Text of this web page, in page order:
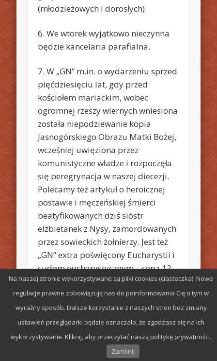
(młodzieżowych i dorosłych).
6. We wtorek wyjątkowo nieczynna
będzie kancelaria parafialna.
7. W „GN” m.in. o wydarzeniu sprzed
pięćdziesięciu lat, gdy przed
kościołem mariackim, wobec
ogromnej rzeszy wiernych wniesiona
została niepodziewanie kopia
Jasnogórskiego Obrazu Matki Bożej,
wcześniej uwięziona przez
komunistyczne władze i rozpoczęła
się peregrynacja w naszej diecezji.
Polecamy też artykuł o heroicznej
postawie i męczeńskiej śmierci
beatyfikowanych dziś sióstr
elżbietanek z Nysy, zamordowanych
przez sowieckich żołnierzy. Jest też
„GN” extra poświęcony Eucharystii i
cudom eucharystycznym – cena 12
zł.
© 2026 Parafia św. Stefana w Radomiu
orazWordPress
Na naszej stronie wykorzystywane są pliki cookies (ciasteczka). Nowe
regulacje prawne zobowiązują nas do poinformowania Cię o tym w
wyraźny sposób. Dalsze korzystanie z naszych stron bez zmiany
ustawień przeglądarki będzie oznaczało, że zgadzasz się na ich
wykorzystywanie. Kliknij, aby przeczytać naszą politykę prywatności.
Zamknij